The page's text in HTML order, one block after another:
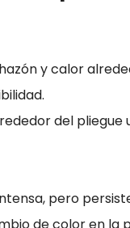
y calor
del pliegue
pero